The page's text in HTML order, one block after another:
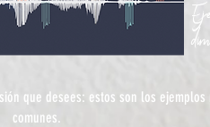
que desees: estos son los ejemplos
comunes.